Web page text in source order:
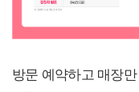
방문 예약하고 매장